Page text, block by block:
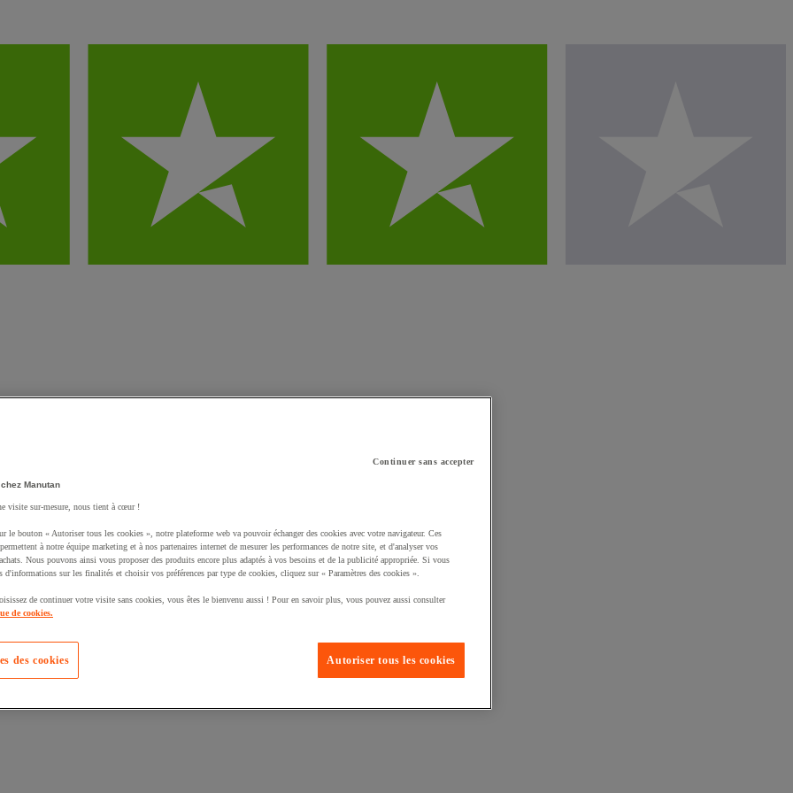
un produit à votre panier :
Continuer sans accepter
Manutan
visite sur-mesure, nous tient à cœur !
le bouton « Autoriser tous les cookies », notre plateforme web va pouvoir échanger des cookies avec votre navigateur. Ces
à notre équipe marketing et à nos partenaires internet de mesurer les performances de notre site, et d'analyser vos
Nous pouvons ainsi vous proposer des produits encore plus adaptés à vos besoins et de la publicité appropriée. Si vous
d'informations sur les finalités et choisir vos préférences par type de cookies, cliquez sur « Paramètres des cookies ».
de continuer votre visite sans cookies, vous êtes le bienvenu aussi ! Pour en savoir plus, vous pouvez aussi consulter
de cookies.
Autoriser tous les cookies
des cookies